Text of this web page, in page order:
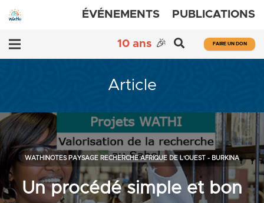
ÉVÉNEMENTS PUBLICATIONS
10 ans 🎉 FAIRE UN DON
Article
Un procédé simple et bon
WATHINOTES PAYSAGE RECHERCHE AFRIQUE DE L'OUEST - BURKINA